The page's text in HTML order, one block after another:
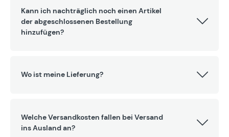
Kann ich nachträglich noch einen Artikel
der abgeschlossenen Bestellung
hinzufügen?
Wo ist meine Lieferung?
Welche Versandkosten fallen bei Versand
ins Ausland an?